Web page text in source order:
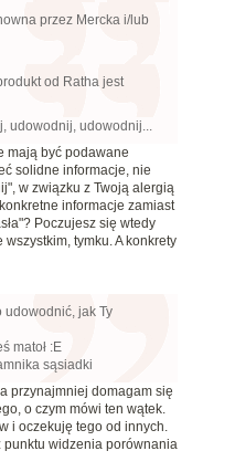
przez Mercka i/lub
od Ratha jest
udowodnij, udowodnij...
mają być podawane
solidne informacje, nie
w związku z Twoją alergią
informacje zamiast
Poczujesz się wtedy
tymku. A konkrety
udowodnić, jak Ty
matoł :E
sąsiadki
przynajmniej domagam się
o czym mówi ten wątek.
i oczekuję tego od innych.
punktu widzenia porównania